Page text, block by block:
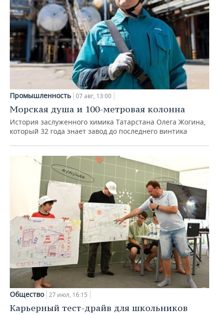
Промышленность 07 авг, 13:00
Морская душа и 100-метровая колонна
История заслуженного химика Татарстана Олега Жогина,
который 32 года знает завод до последнего винтика
Общество 27 июл, 16:15
Карьерный тест-драйв для школьников